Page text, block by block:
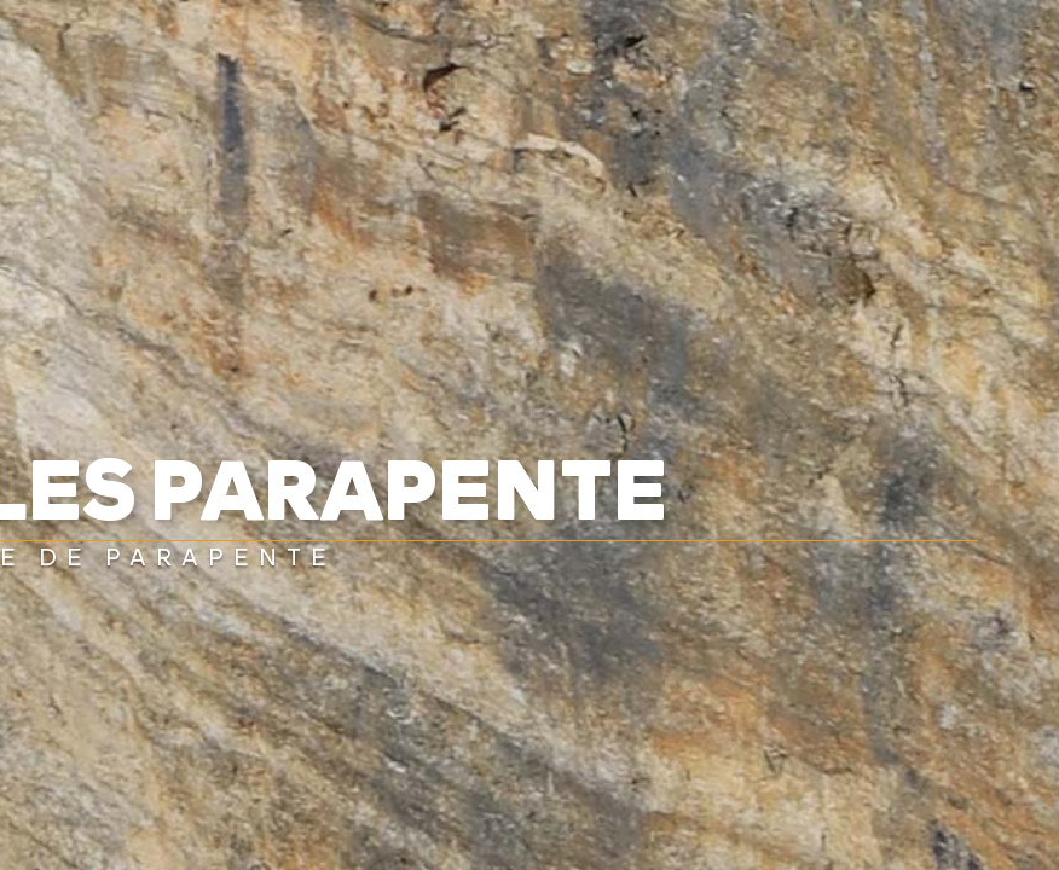
STAGES BONS CADEAUX BOUTIQUE BLOG CONTACT   
RADIOS ALTI VARIO GPS ACCESSOIRES OCCASIONS VÊTEMENTS SACS & RANGEMENT
PARAPENTE
DE PARAPENTE